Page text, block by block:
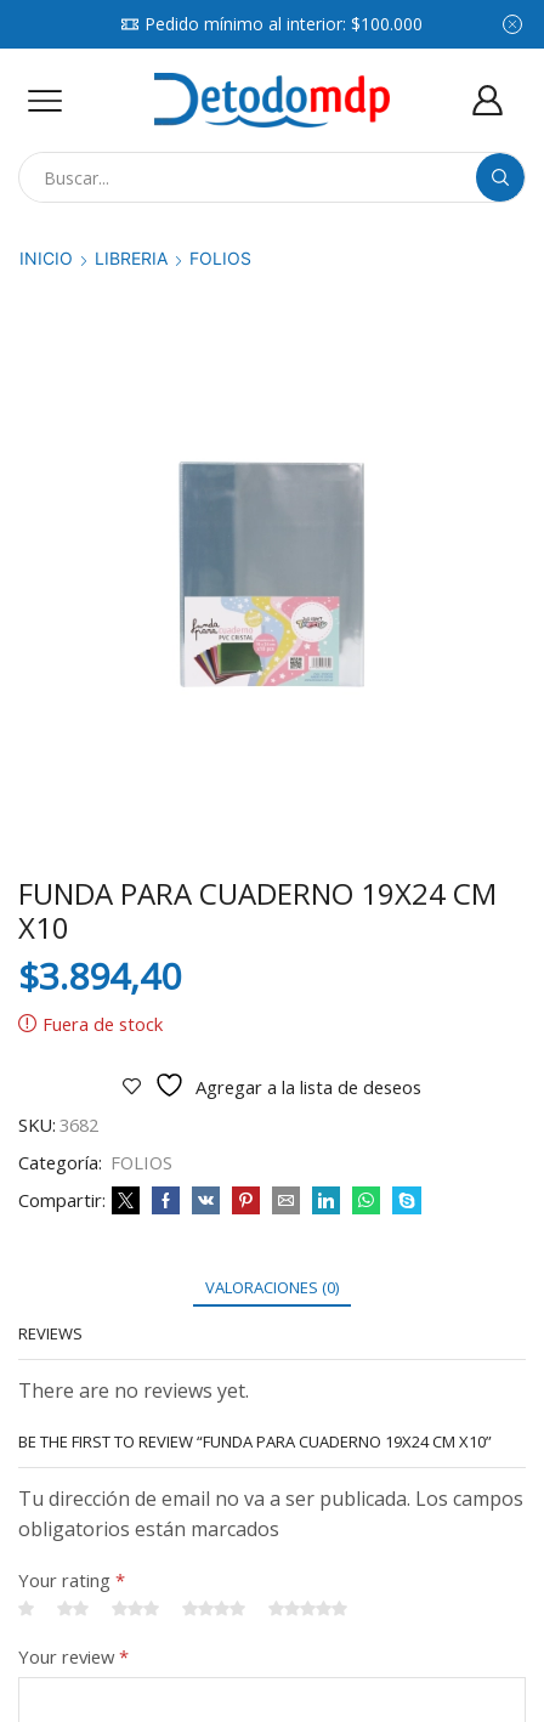
Pedido mínimo al interior: $100.000
INICIO LIBRERIA FOLIOS
FUNDA PARA CUADERNO 19X24 CM
X10
$3.894,40
Fuera de stock
Agregar a la lista de deseos
SKU: 3682
Categoría: FOLIOS
Compartir:
VALORACIONES (0)
REVIEWS
There are no reviews yet.
BE THE FIRST TO REVIEW “FUNDA PARA CUADERNO 19X24 CM X10”
Tu dirección de email no va a ser publicada. Los campos
obligatorios están marcados
Your rating *
Your review*